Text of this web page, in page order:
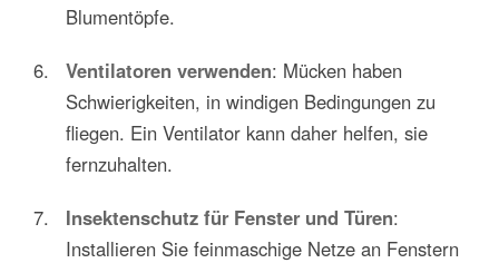
Blumentöpfe.
Ventilatoren verwenden: Mücken haben
Schwierigkeiten, in windigen Bedingungen zu
fliegen. Ein Ventilator kann daher helfen, sie
fernzuhalten.
Insektenschutz für Fenster und Türen:
Installieren Sie feinmaschige Netze an Fenstern